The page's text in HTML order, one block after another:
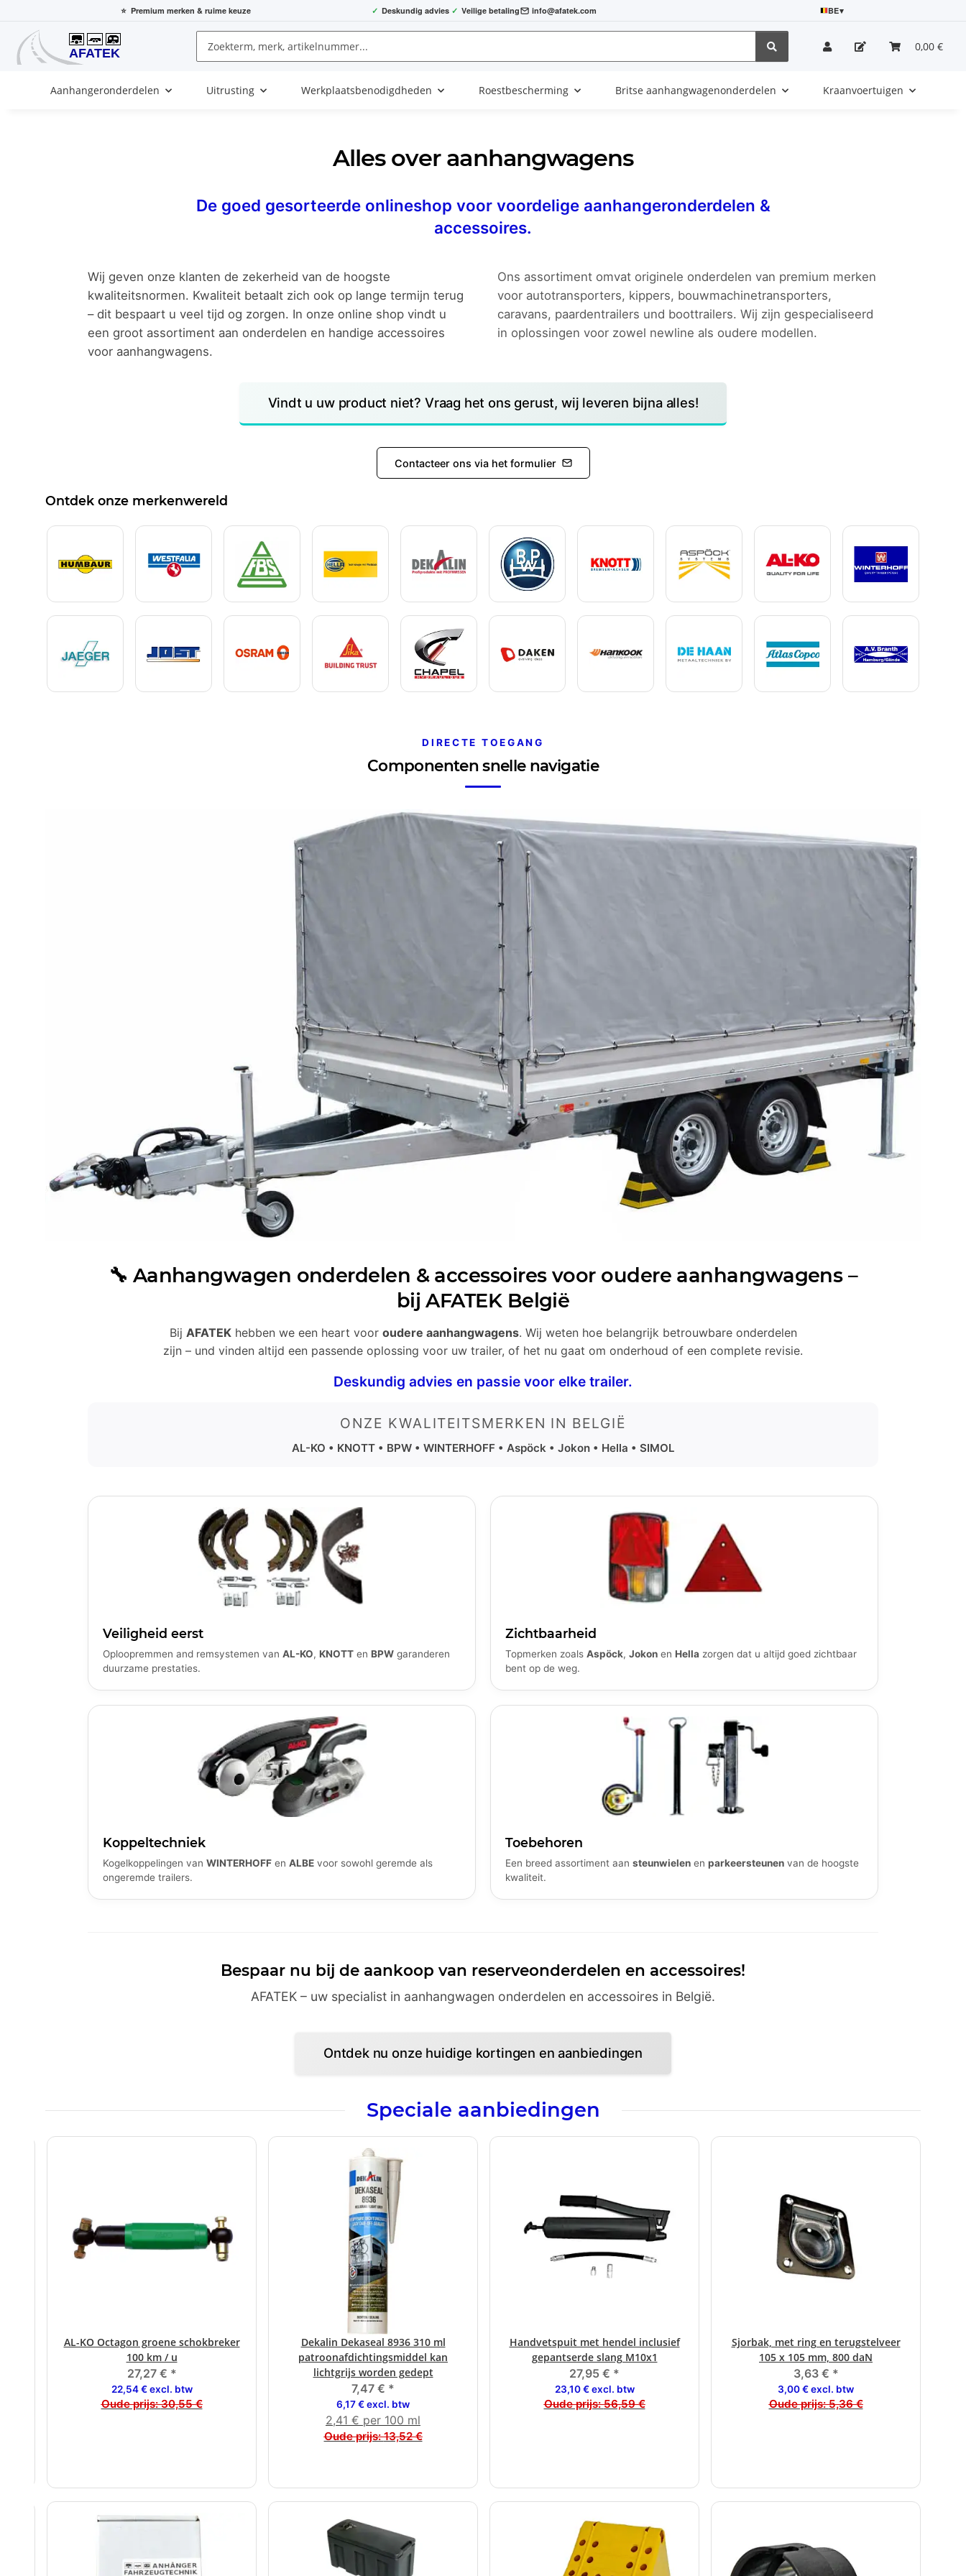
⭐ Premium merken & ruime keuze ✓ Deskundig advies ✓ Veilige betaling info@afatek.com BE▾
0,00 €
Aanhangeronderdelen Uitrusting Werkplaatsbenodigdheden Roestbescherming Britse aanhangwagenonderdelen Kraanvoertuigen
Alles over aanhangwagens
De goed gesorteerde onlineshop voor voordelige aanhangeronderdelen &
accessoires.
Wij geven onze klanten de zekerheid van de hoogste
kwaliteitsnormen. Kwaliteit betaalt zich ook op lange termijn terug
– dit bespaart u veel tijd og zorgen. In onze online shop vindt u
een groot assortiment aan onderdelen en handige accessoires
voor aanhangwagens.
Ons assortiment omvat originele onderdelen van premium merken
voor autotransporters, kippers, bouwmachinetransporters,
caravans, paardentrailers und boottrailers. Wij zijn gespecialiseerd
in oplossingen voor zowel newline als oudere modellen.
Vindt u uw product niet? Vraag het ons gerust, wij leveren bijna alles!
Contacteer ons via het formulier
Ontdek onze merkenwereld
DIRECTE TOEGANG
Componenten snelle navigatie
🔧 Aanhangwagen onderdelen & accessoires voor oudere aanhangwagens –
bij AFATEK België
Bij AFATEKhebben we een heart voor oudere aanhangwagens. Wij weten hoe belangrijk betrouwbare onderdelen
zijn – und vinden altijd een passende oplossing voor uw trailer, of het nu gaat om onderhoud of een complete revisie.
Deskundig advies en passie voor elke trailer.
ONZE KWALITEITSMERKEN IN BELGIË
AL-KO • KNOTT • BPW • WINTERHOFF • Aspöck • Jokon • Hella • SIMOL
Veiligheid eerst
Oploopremmen and remsystemen van AL-KO, KNOTT en BPW garanderen
duurzame prestaties.
Zichtbaarheid
Topmerken zoals Aspöck, Jokon en Hella zorgen dat u altijd goed zichtbaar
bent op de weg.
Koppeltechniek
Kogelkoppelingen van WINTERHOFF en ALBE voor sowohl geremde als
ongeremde trailers.
Toebehoren
Een breed assortiment aan steunwielen en parkeersteunen van de hoogste
kwaliteit.
Bespaar nu bij de aankoop van reserveonderdelen en accessoires!
AFATEK – uw specialist in aanhangwagen onderdelen en accessoires in België.
Ontdek nu onze huidige kortingen en aanbiedingen
Speciale aanbiedingen
AL-KO Octagon groene schokbreker
100 km / u
27,27 € *
22,54 € excl. btw
Oude prijs:30,55 €
Dekalin Dekaseal 8936 310 ml
patroonafdichtingsmiddel kan
lichtgrijs worden gedept
7,47 € *
6,17 € excl. btw
2,41 € per 100 ml
Oude prijs:13,52 €
Handvetspuit met hendel inclusief
gepantserde slang M10x1
27,95 € *
23,10 € excl. btw
Oude prijs:56,59 €
Sjorbak, met ring en terugstelveer
105 x 105 mm, 800 daN
3,63 € *
3,00 € excl. btw
Oude prijs:5,36 €